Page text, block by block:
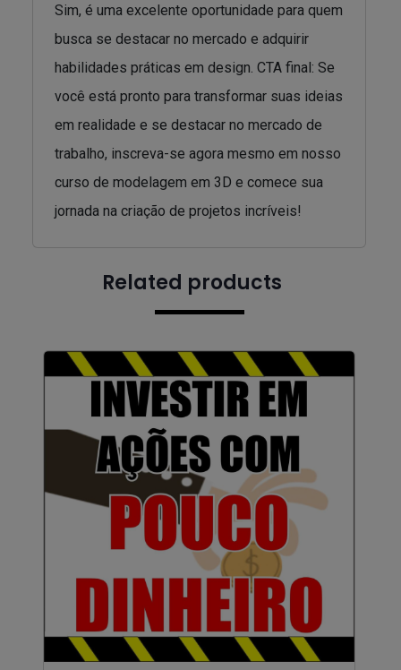
Sim, é uma excelente oportunidade para quem
busca se destacar no mercado e adquirir
habilidades práticas em design. CTA final: Se
você está pronto para transformar suas ideias
em realidade e se destacar no mercado de
trabalho, inscreva-se agora mesmo em nosso
curso de modelagem em 3D e comece sua
jornada na criação de projetos incríveis!
Related products